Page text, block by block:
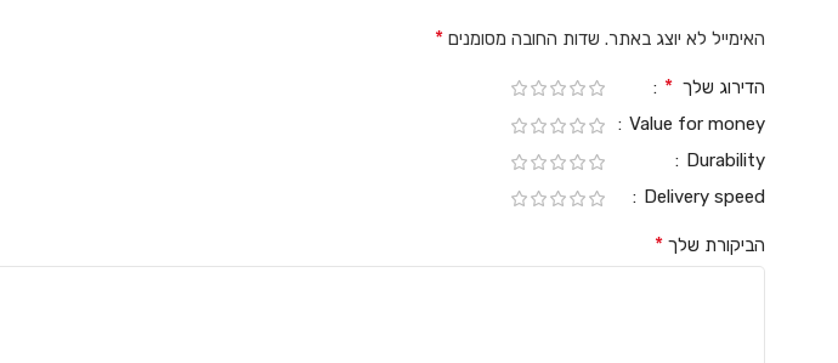
האימייל לא יוצג באתר. שדות החובה מסומנים *
הדירוג שלך *
Value for money
Durability
Delivery speed
הביקורת שלך *